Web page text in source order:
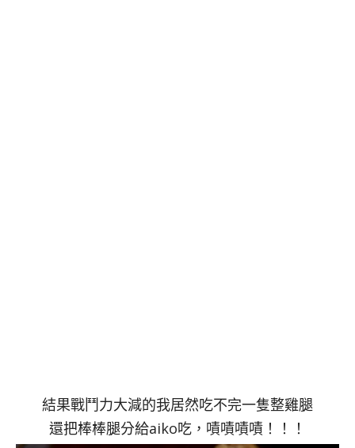
結果戰鬥力大減的我居然吃不完一隻整雞腿
還把棒棒腿分給aiko吃，嘖嘖嘖嘖！！！